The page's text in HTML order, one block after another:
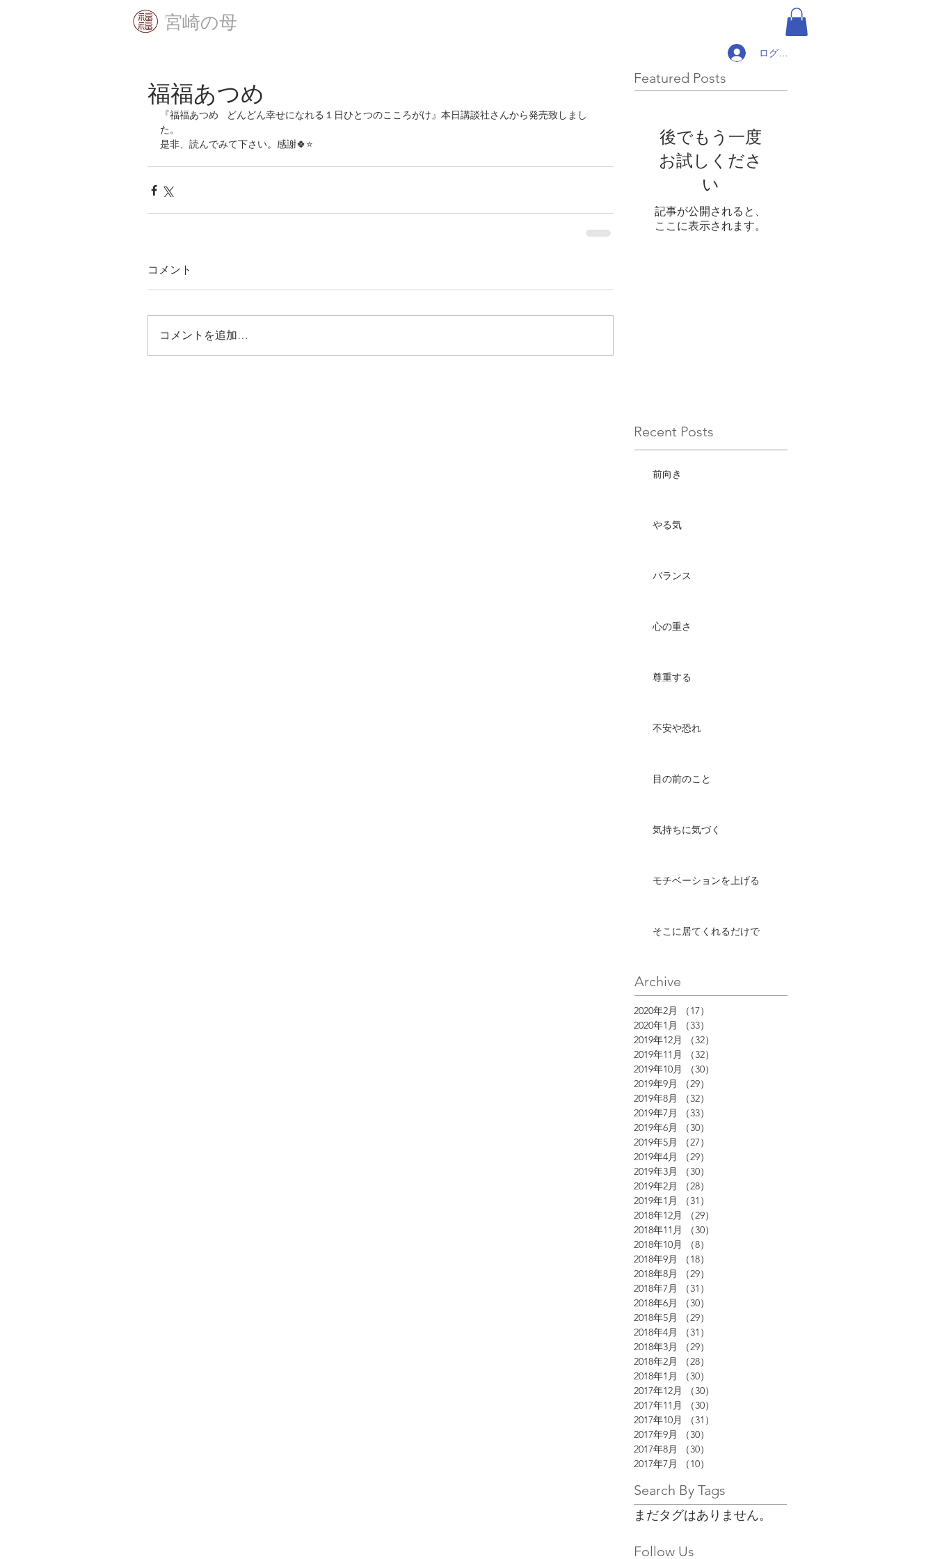
​宮崎の母
ログイン
福福あつめ
『福福あつめ   どんどん幸せになれる１日ひとつのこころがけ』本日講談社さんから発売致しまし
た。
是非、読んでみて下さい。感謝🍀⭐️
コメント
コメントを追加…
Featured Posts
後でもう一度
お試しくださ
い
記事が公開されると、
ここに表示されます。
Recent Posts
前向き
やる気
バランス
心の重さ
尊重する
不安や恐れ
目の前のこと
気持ちに気づく
モチベーションを上げる
そこに居てくれるだけで
Archive
2020年2月 （17）
2020年1月
（33）
2019年12月
（32）
2019年11月
（32）
2019年10月
（30）
2019年9月
（29）
2019年8月
（32）
2019年7月
（33）
2019年6月
（30）
2019年5月
（27）
2019年4月
（29）
2019年3月
（30）
2019年2月
（28）
2019年1月
（31）
2018年12月
（29）
2018年11月
（30）
2018年10月
（8）
2018年9月
（18）
2018年8月
（29）
2018年7月
（31）
2018年6月
（30）
2018年5月
（29）
2018年4月
（31）
2018年3月
（29）
2018年2月
（28）
2018年1月
（30）
2017年12月
（30）
2017年11月
（30）
2017年10月
（31）
2017年9月
（30）
2017年8月
（30）
2017年7月
（10）
Search By Tags
まだタグはありません。
Follow Us